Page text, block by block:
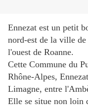
Ennezat est un petit
nord-est de la ville
l'ouest de Roanne.
Cette Commune du
Rhône-Alpes,
Limagne, entre
Elle se situe non loin